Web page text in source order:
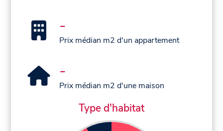
-
Prix médian m2 d'un appartement
-
Prix médian m2 d'une maison
Type d'habitat